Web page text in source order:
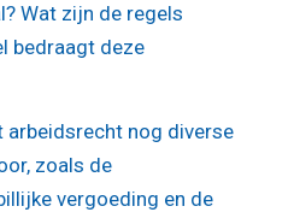
Wat zijn de regels
bedraagt deze
arbeidsrecht nog diverse
zoals de
vergoeding en de